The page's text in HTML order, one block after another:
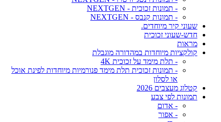
- תמונות זכוכית - NEXTGEN
- תמונות קנבס - NEXTGEN
שעוני קיר מיוחדים.
חדש-שעוני זכוכית
מראות
קולקציות מיוחדות במהדורה מוגבלת
- תלת מימד על זכוכית 4K
- תמונות זכוכית תלת מימד פנורמיות מיוחדות לפינת אוכל
או לסלון
קטלוג מעצבים 2026
תמונות לפי צבע
- אדום
- אפור